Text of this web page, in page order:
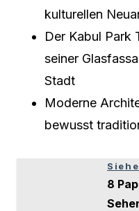
kulturellen
Der Kabul Park
seiner
Stadt
Moderne
bewusst
8